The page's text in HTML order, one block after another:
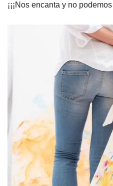
¡¡¡Nos encanta y no